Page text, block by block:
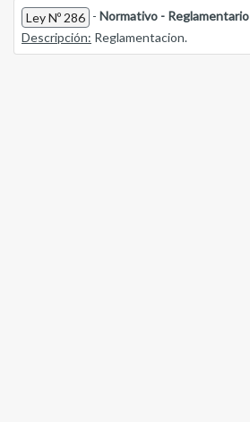
Ley Nº 286 - Normativo - Reglamentario
Descripción: Reglamentacion.